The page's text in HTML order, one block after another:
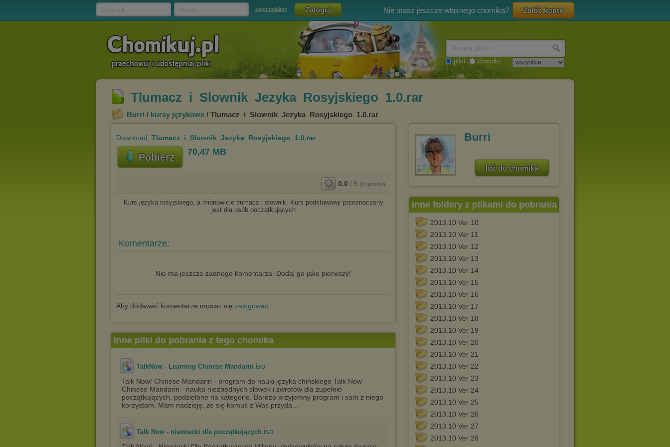
zapomniałem Nie masz jeszcze własnego chomika? Załóż konto
pliki chomiki
Tlumacz_i_Slownik_Jezyka_Rosyjskiego_1.0.rar
Burri / kursy językowe / Tlumacz_i_Slownik_Jezyka_Rosyjskiego_1.0.rar
Download: Tlumacz_i_Slownik_Jezyka_Rosyjskiego_1.0.rar
Pobierz 70,47 MB
0.0 / 5 (0 głosów)
Kurs języka rosyjskiego, a mianowicie tłumacz i słownik. Kurs podstawowy przeznaczony
jest dla osób początkujących
Komentarze:
Nie ma jeszcze żadnego komentarza. Dodaj go jako pierwszy!
Aby dodawać komentarze musisz się zalogować
Burri
Idź do chomika
Inne foldery z plikami do pobrania
2013.10 Ver 10
2013.10 Ver 11
2013.10 Ver 12
2013.10 Ver 13
2013.10 Ver 14
2013.10 Ver 15
2013.10 Ver 16
2013.10 Ver 17
2013.10 Ver 18
2013.10 Ver 19
2013.10 Ver 20
2013.10 Ver 21
2013.10 Ver 22
2013.10 Ver 23
2013.10 Ver 24
2013.10 Ver 25
2013.10 Ver 26
2013.10 Ver 27
2013.10 Ver 28
Inne pliki do pobrania z tego chomika
TalkNow - Learning Chinese Mandarin.iso
Talk Now! Chinese Mandarin - program do nauki języka chińskiego Talk Now
Chinese Mandarin - nauka niezbędnych słówek i zwrotów dla zupełnie
początkujących, podzielone na kategorie. Bardzo przyjemny program i sam z niego
korzystam. Mam nadzieję, że się komuś z Was przyda...
Talk Now - niemiecki dla początkujących.iso